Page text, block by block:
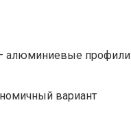
– алюминиевые профили
вариант